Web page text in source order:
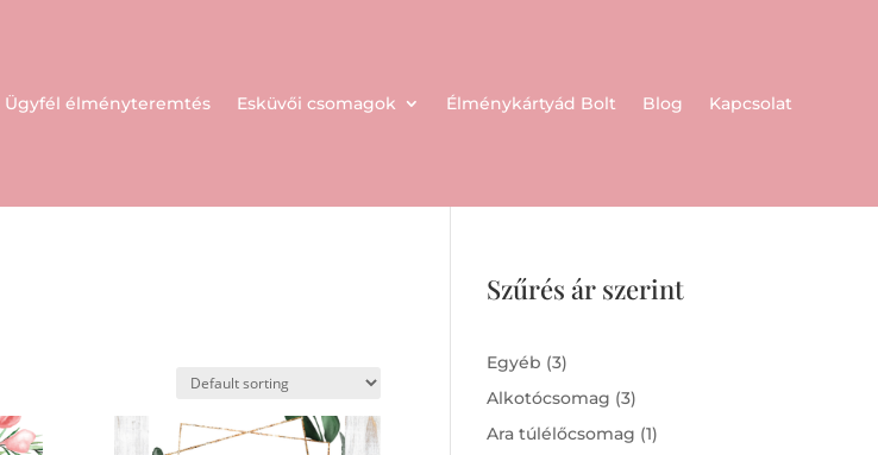
Ügyfél élményteremtés Esküvői csomagok Élménykártyád Bolt Blog Kapcsolat
Szűrés ár szerint
Egyéb 33
products
Alkotócsomag 33
products
Ara túlélőcsomag 11